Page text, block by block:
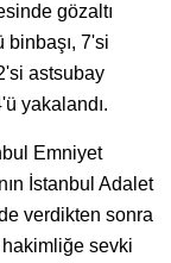
gözaltı
binbaşı, 7'si
astsubay
yakalandı.
Emniyet
İstanbul Adalet
verdikten sonra
hakimliğe sevki